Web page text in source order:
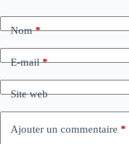
Nom*
E-mail*
Site web
Ajouter un commentaire *